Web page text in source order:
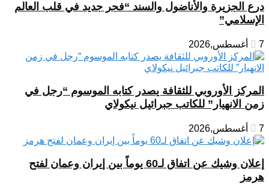
درع الجزيرة والأناضول والسند “فجر جديد في قلب العالم
الإسلامي”
7 أغسطس,2026
المركز الأوروبي للثقافة يصدر كتابه الموسوم “رجل في
زمن الانهيار” للكاتب جبرائيل نيكولاي
7 أغسطس,2026
إعلان وشيك عن اتفاق لـ60 يوماً بين إيران وعمان لفتح
هرمز